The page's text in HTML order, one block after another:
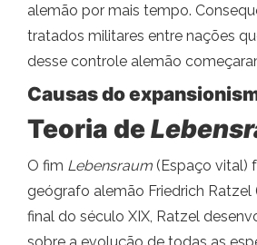
alemão por mais tempo.
tratados militares entre nações
desse controle alemão
Causas do
Teoria de
O fim Lebensraum (Espaço vital)
geógrafo alemão Friedrich Ratzel
final do século XIX, Ratzel